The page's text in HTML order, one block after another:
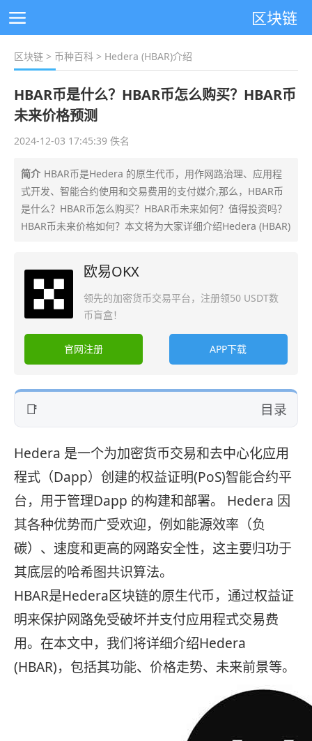
区块链
区块链 > 币种百科 > Hedera (HBAR)介绍
HBAR币是什么？HBAR币怎么购买？HBAR币
未来价格预测
2024-12-03 17:45:39 佚名
简介 HBAR币是Hedera 的原生代币，用作网路治理、应用程
式开发、智能合约使用和交易费用的支付媒介,那么，HBAR币
是什么？HBAR币怎么购买？HBAR币未来如何？值得投资吗？
HBAR币未来价格如何？本文将为大家详细介绍Hedera (HBAR)
欧易OKX
领先的加密货币交易平台，注册领50 USDT数
币盲盒！
官网注册 APP下载
目录
Hedera 是一个为加密货币交易和去中心化应用
程式（Dapp）创建的权益证明(PoS)智能合约平
台，用于管理Dapp 的构建和部署。 Hedera 因
其各种优势而广受欢迎，例如能源效率（负
碳）、速度和更高的网路安全性，这主要归功于
其底层的哈希图共识算法。
HBAR是Hedera区块链的原生代币，通过权益证
明来保护网路免受破坏并支付应用程式交易费
用。在本文中，我们将详细介绍Hedera
(HBAR)，包括其功能、价格走势、未来前景等。